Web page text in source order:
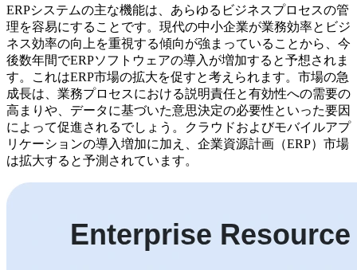
ERPシステムの主な機能は、あらゆるビジネスプロセスの管
理を容易にすることです。現代の中小企業が業務効率とビジ
ネス効率の向上を重視する傾向が強まっていることから、今
後数年間でERPソフトウェアの導入が増加すると予想されま
す。これはERP市場の拡大を促すと考えられます。市場の急
成長は、業務プロセスにおける説明責任と有効性への需要の
高まりや、データに基づいた意思決定の必要性といった要因
によって促進されるでしょう。クラウドおよびモバイルアプ
リケーションの導入増加に加え、企業資源計画（ERP）市場
は拡大すると予測されています。